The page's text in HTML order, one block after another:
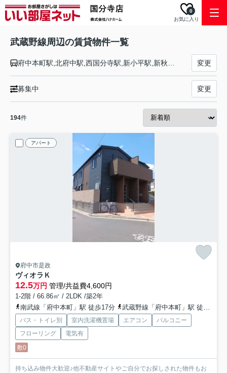
お気に入り
0
武蔵野線周辺の賃貸物件一覧
変更
募集中 変更
194件
アパート
府中市是政
ヴィオラＫ
12.5万円 管理/共益費4,600円
1-2階 / 66.86㎡ / 2LDK /築2年
南武線「府中本町」駅 徒歩17分
武蔵野線「府中本町」駅 徒歩17分
バス・トイレ別 室内洗濯機置場 エアコン
バルコニー
フローリング
電気有
敷0
持ち込み物件大歓迎♪他不動産サイトやご自分でお探しされた物件もお